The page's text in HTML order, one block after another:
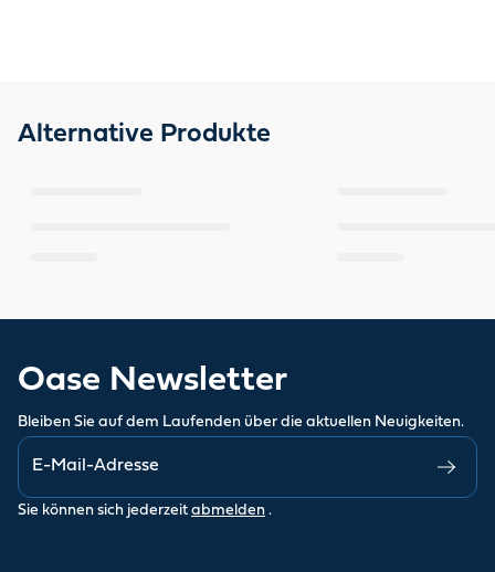
Alternative Produkte
Oase Newsletter
Bleiben Sie auf dem Laufenden über die aktuellen Neuigkeiten.
Sie können sich jederzeit abmelden .